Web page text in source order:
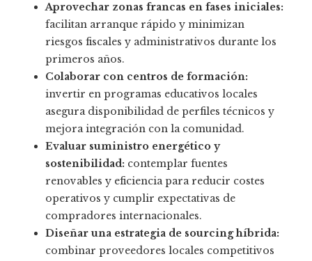
Aprovechar zonas francas en fases iniciales:
facilitan arranque rápido y minimizan
riesgos fiscales y administrativos durante los
primeros años.
Colaborar con centros de formación:
invertir en programas educativos locales
asegura disponibilidad de perfiles técnicos y
mejora integración con la comunidad.
Evaluar suministro energético y
sostenibilidad: contemplar fuentes
renovables y eficiencia para reducir costes
operativos y cumplir expectativas de
compradores internacionales.
Diseñar una estrategia de sourcing híbrida:
combinar proveedores locales competitivos